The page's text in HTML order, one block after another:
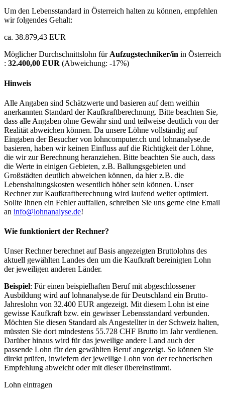
Um den Lebensstandard in Österreich halten zu können, empfehlen
wir folgendes Gehalt:
ca. 38.879,43 EUR
Möglicher Durchschnittslohn fürAufzugstechniker/in in Österreich
: 32.400,00 EUR (Abweichung: -17%)
Hinweis
Alle Angaben sind Schätzwerte und basieren auf dem weithin
anerkannten Standard der Kaufkraftberechnung. Bitte beachten Sie,
dass alle Angaben ohne Gewähr sind und teilweise deutlich von der
Realität abweichen können. Da unsere Löhne vollständig auf
Eingaben der Besucher von lohncomputer.ch und lohnanalyse.de
basieren, haben wir keinen Einfluss auf die Richtigkeit der Löhne,
die wir zur Berechnung heranziehen. Bitte beachten Sie auch, dass
die Werte in einigen Gebieten, z.B. Ballungsgebieten und
Großstädten deutlich abweichen können, da hier z.B. die
Lebenshaltungskosten wesentlich höher sein können. Unser
Rechner zur Kaufkraftberechnung wird laufend weiter optimiert.
Sollte Ihnen ein Fehler auffallen, schreiben Sie uns gerne eine Email
an info@lohnanalyse.de!
Wie funktioniert der Rechner?
Unser Rechner berechnet auf Basis angezeigten Bruttolohns des
aktuell gewählten Landes den um die Kaufkraft bereinigten Lohn
der jeweiligen anderen Länder.
Beispiel: Für einen beispielhaften Beruf mit abgeschlossener
Ausbildung wird auf lohnanalyse.de für Deutschland ein Brutto-
Jahreslohn von 32.400 EUR angezeigt. Mit diesem Lohn ist eine
gewisse Kaufkraft bzw. ein gewisser Lebensstandard verbunden.
Möchten Sie diesen Standard als Angestellter in der Schweiz halten,
müssten Sie dort mindestens 55.728 CHF Brutto im Jahr verdienen.
Darüber hinaus wird für das jeweilige andere Land auch der
passende Lohn für den gewählten Beruf angezeigt. So können Sie
direkt prüfen, inwiefern der jeweilige Lohn von der rechnerischen
Empfehlung abweicht oder mit dieser übereinstimmt.
Lohn eintragen